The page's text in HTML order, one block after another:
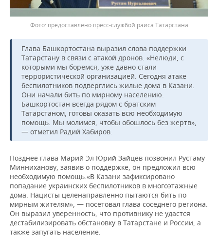
предоставлено пресс-службой раиса Татарстана
Глава Башкортостана выразил слова поддержки
Татарстану в связи с атакой дронов. «Нелюди, с
которыми мы боремся, уже давно стали
террористической организацией. Сегодня атаке
беспилотников подверглись жилые дома в Казани.
Они начали бить по мирному населению.
Башкортостан всегда рядом с братским
Татарстаном, готовы оказать всю необходимую
помощь. Мы молимся, чтобы обошлось без жертв»,
— отметил Радий Хабиров.
Позднее глава Марий Эл Юрий Зайцев позвонил Рустаму
Минниханову, заявив о поддержке, он предложил всю
необходимую помощь.«В Казани зафиксировано
попадание украинских беспилотников в многоэтажные
дома. Нацисты целенаправленно пытаются бить по
мирным жителям», — посетовал глава соседнего региона.
Он выразил уверенность, что противнику не удастся
дестабилизировать обстановку в Татарстане и России, а
также запугать население.